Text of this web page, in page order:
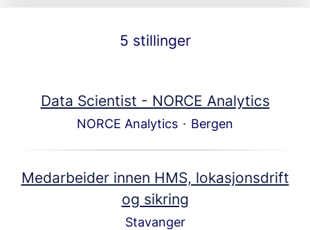
5 stillinger
Data Scientist - NORCE Analytics
NORCE Analytics · Bergen
Medarbeider innen HMS, lokasjonsdrift
og sikring
Stavanger